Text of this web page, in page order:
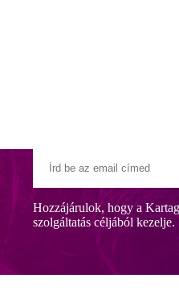
szállások jellemzik, és
a vendégek.
utaznak, hogy felfedezzék
Hozzájárulok, hogy a
szolgáltatás céljából kezelje.